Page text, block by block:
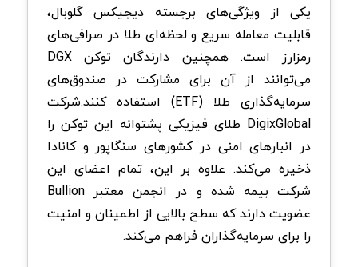
یکی از ویژگی‌های برجسته دیجیکس گلوبال،
قابلیت معامله سریع و لحظه‌ای طلا در صرافی‌های
رمزارز است. همچنین دارندگان توکن DGX
می‌توانند از آن برای مشارکت در صندوق‌های
سرمایه‌گذاری طلا (ETF) استفاده کنند.شرکت
DigixGlobal طلای فیزیکی پشتوانه این توکن را
در انبارهای امنی در کشورهای سنگاپور و کانادا
ذخیره می‌کند. علاوه بر این، تمام اعضای این
شرکت بیمه شده و در انجمن معتبر Bullion
عضویت دارند که سطح بالایی از اطمینان و امنیت
را برای سرمایه‌گذاران فراهم می‌کند.